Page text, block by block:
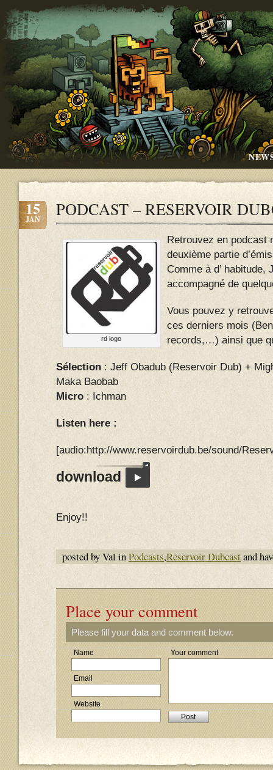
15
JAN PODCAST – RESERVOIR
rd logo
Retrouvez en podcast
deuxième partie
Comme à d’
accompagné de
Vous pouvez y
ces derniers mois
records,…) ainsi que
Sélection : Jeff Obadub (Reservoir Dub) +
Maka Baobab
Micro : Ichman
Listen here :
[audio:http://www.reservoirdub.be/sound/
download
Enjoy!!
posted by Val inPodcasts,Reservoir Dubcastand
Place your comment
Please fill your data and comment below.
Name
Email
Website
Your comment